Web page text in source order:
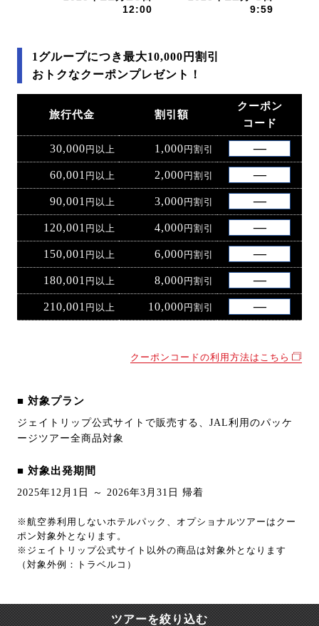
12:00
9:59
1グループにつき最大10,000円割引
おトクなクーポンプレゼント！
旅行代金 割引額
クーポン
コード
30,000 円以上 1,000 円割引
60,001 円以上 2,000 円割引
90,001 円以上 3,000 円割引
120,001 円以上 4,000 円割引
150,001 円以上 6,000 円割引
180,001 円以上 8,000 円割引
210,001 円以上 10,000 円割引
クーポンコードの利用方法はこちら
■ 対象プラン
ジェイトリップ公式サイトで販売する、JAL利用のパッケ
ージツアー全商品対象
■ 対象出発期間
2025年12月1日 ～ 2026年3月31日 帰着
※航空券利用しないホテルパック、オプショナルツアーはクー
ポン対象外となります。
※ジェイトリップ公式サイト以外の商品は対象外となります
（対象外例：トラベルコ）
ツアーを絞り込む